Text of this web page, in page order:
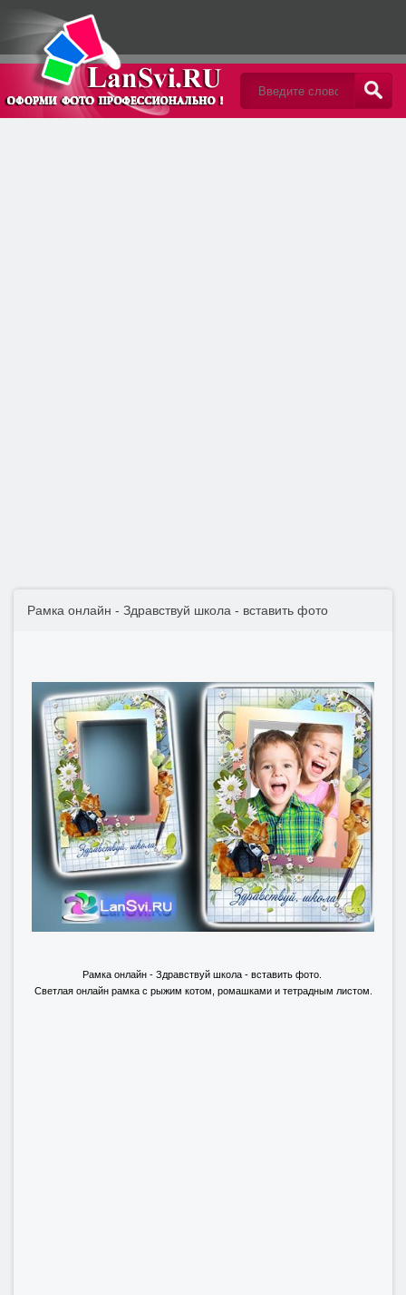
Рамка онлайн - Здравствуй школа - вставить фото
Рамка онлайн - Здравствуй школа - вставить фото.
Светлая онлайн рамка с рыжим котом, ромашками и тетрадным листом.